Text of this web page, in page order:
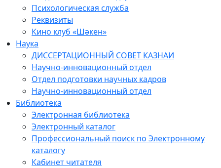
Психологическая служба
Реквизиты
Кино клуб «Шәкен»
Наука
ДИССЕРТАЦИОННЫЙ СОВЕТ КАЗНАИ
Научно-инновационный отдел
Отдел подготовки научных кадров
Научно-инновационный отдел
Библиотека
Электронная библиотека
Электронный каталог
Профессиональный поиск по Электронному
каталогу
Кабинет читателя